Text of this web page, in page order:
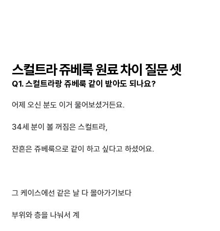
스컬트라 쥬베룩 원료 차이 질문 셋
Q1. 스컬트라랑 쥬베룩 같이 받아도 되나요?
어제 오신 분도 이거 물어보셨거든요.
34세 분이 볼 꺼짐은 스컬트라,
잔흔은 쥬베룩으로 같이 하고 싶다고 하셨어요.
그 케이스에선 같은 날 다 몰아가기보다
부위와 층을 나눠서 계